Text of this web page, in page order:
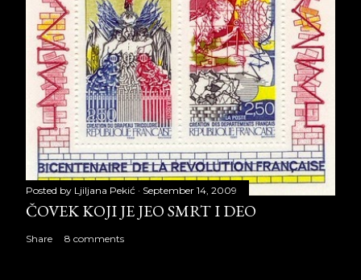
Posted by Ljiljana Pekić September 14, 2009
ČOVEK KOJI JE JEO SMRT I DEO
Share 8 comments